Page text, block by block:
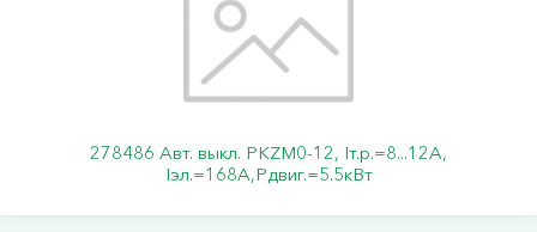
278486 Авт. выкл. PKZM0-12, Iт.р.=8...12А,
Iэл.=168А,Pдвиг.=5.5кВт